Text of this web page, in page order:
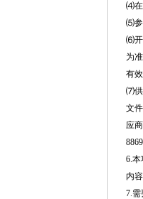
⑷在
⑸参
⑹开
为
有
⑺供
文
应
6.
内
7.需